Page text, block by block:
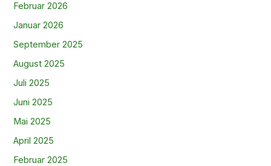
Februar 2026
Januar 2026
September 2025
August 2025
Juli 2025
Juni 2025
Mai 2025
April 2025
Februar 2025